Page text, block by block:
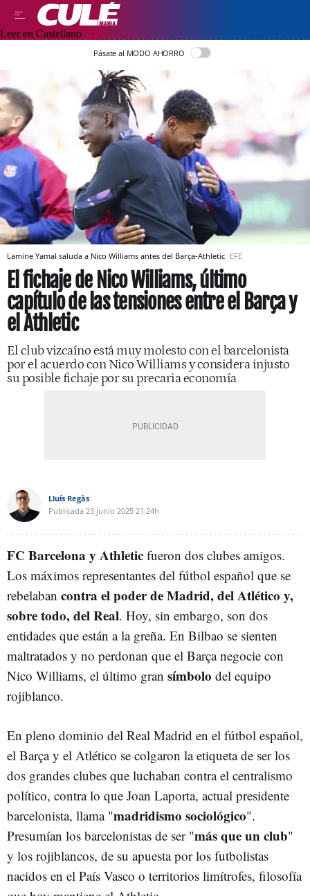
Leer en Castellano
Pásate al MODO AHORRO
Lamine Yamal saluda a Nico Williams antes del Barça-Athletic EFE
El fichaje de Nico Williams, último
capítulo de las tensiones entre el Barça y
el Athletic
El club vizcaíno está muy molesto con el barcelonista
por el acuerdo con Nico Williams y considera injusto
su posible fichaje por su precaria economía
Lluís Regàs
Publicada 23 junio 2025 21:24h
FC Barcelona y Athletic fueron dos clubes amigos.
Los máximos representantes del fútbol español que se
rebelaban contra el poder de Madrid, del Atlético y,
sobre todo, del Real. Hoy, sin embargo, son dos
entidades que están a la greña. En Bilbao se sienten
maltratados y no perdonan que el Barça negocie con
Nico Williams, el último gran símbolo del equipo
rojiblanco.
En pleno dominio del Real Madrid en el fútbol español,
el Barça y el Atlético se colgaron la etiqueta de ser los
dos grandes clubes que luchaban contra el centralismo
político, contra lo que Joan Laporta, actual presidente
barcelonista, llama "madridismo sociológico".
Presumían los barcelonistas de ser "más que un club"
y los rojiblancos, de su apuesta por los futbolistas
nacidos en el País Vasco o territorios limítrofes, filosofía